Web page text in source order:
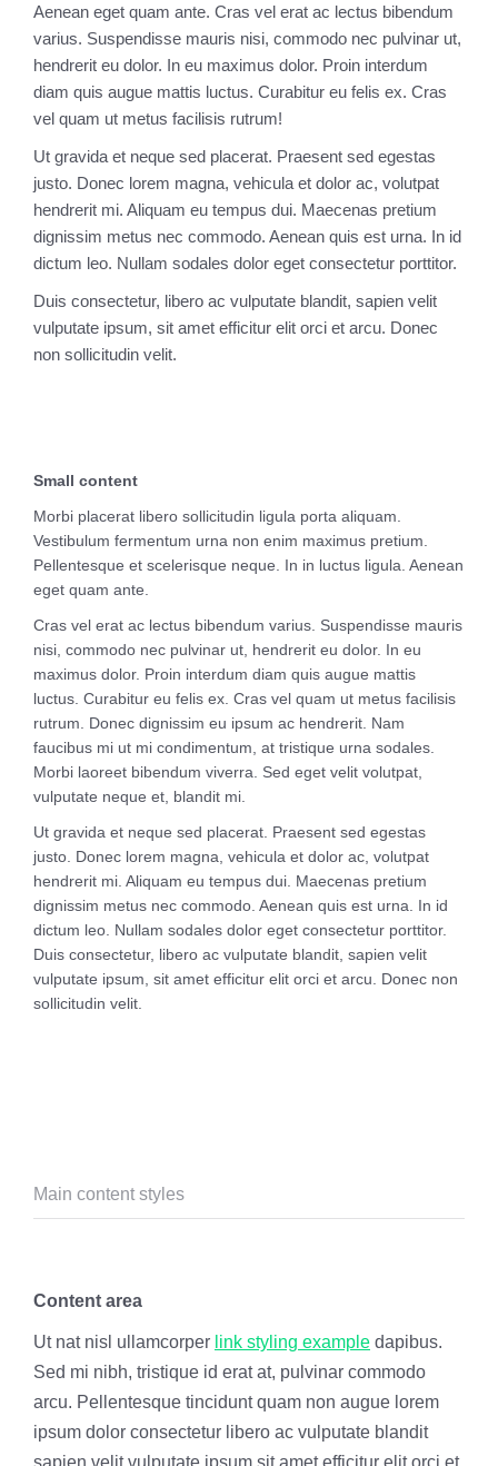
Aenean eget quam ante. Cras vel erat ac lectus bibendum
varius. Suspendisse mauris nisi, commodo nec pulvinar ut,
hendrerit eu dolor. In eu maximus dolor. Proin interdum
diam quis augue mattis luctus. Curabitur eu felis ex. Cras
vel quam ut metus facilisis rutrum!
Ut gravida et neque sed placerat. Praesent sed egestas
justo. Donec lorem magna, vehicula et dolor ac, volutpat
hendrerit mi. Aliquam eu tempus dui. Maecenas pretium
dignissim metus nec commodo. Aenean quis est urna. In id
dictum leo. Nullam sodales dolor eget consectetur porttitor.
Duis consectetur, libero ac vulputate blandit, sapien velit
vulputate ipsum, sit amet efficitur elit orci et arcu. Donec
non sollicitudin velit.
Small content
Morbi placerat libero sollicitudin ligula porta aliquam.
Vestibulum fermentum urna non enim maximus pretium.
Pellentesque et scelerisque neque. In in luctus ligula. Aenean
eget quam ante.
Cras vel erat ac lectus bibendum varius. Suspendisse mauris
nisi, commodo nec pulvinar ut, hendrerit eu dolor. In eu
maximus dolor. Proin interdum diam quis augue mattis
luctus. Curabitur eu felis ex. Cras vel quam ut metus facilisis
rutrum. Donec dignissim eu ipsum ac hendrerit. Nam
faucibus mi ut mi condimentum, at tristique urna sodales.
Morbi laoreet bibendum viverra. Sed eget velit volutpat,
vulputate neque et, blandit mi.
Ut gravida et neque sed placerat. Praesent sed egestas
justo. Donec lorem magna, vehicula et dolor ac, volutpat
hendrerit mi. Aliquam eu tempus dui. Maecenas pretium
dignissim metus nec commodo. Aenean quis est urna. In id
dictum leo. Nullam sodales dolor eget consectetur porttitor.
Duis consectetur, libero ac vulputate blandit, sapien velit
vulputate ipsum, sit amet efficitur elit orci et arcu. Donec non
sollicitudin velit.
Main content styles
Content area
Ut nat nisl ullamcorper link styling example dapibus.
Sed mi nibh, tristique id erat at, pulvinar commodo
arcu. Pellentesque tincidunt quam non augue lorem
ipsum dolor consectetur libero ac vulputate blandit
sapien velit vulputate ipsum sit amet efficitur elit orci et